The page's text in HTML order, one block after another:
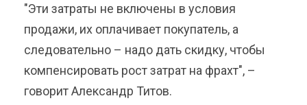
"Эти затраты не включены в условия
продажи, их оплачивает покупатель, а
следовательно – надо дать скидку, чтобы
компенсировать рост затрат на фрахт", –
говорит Александр Титов.